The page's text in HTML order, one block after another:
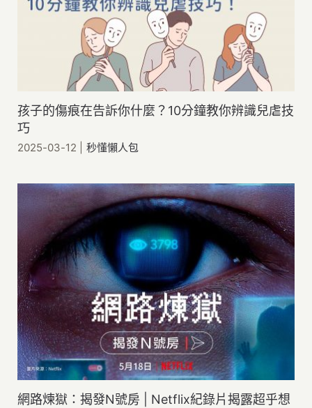
孩子的傷痕在告訴你什麼？10分鐘教你辨識兒虐技
巧
2025-03-12 秒懂懶人包
網路煉獄：揭發N號房 | Netflix紀錄片揭露超乎想